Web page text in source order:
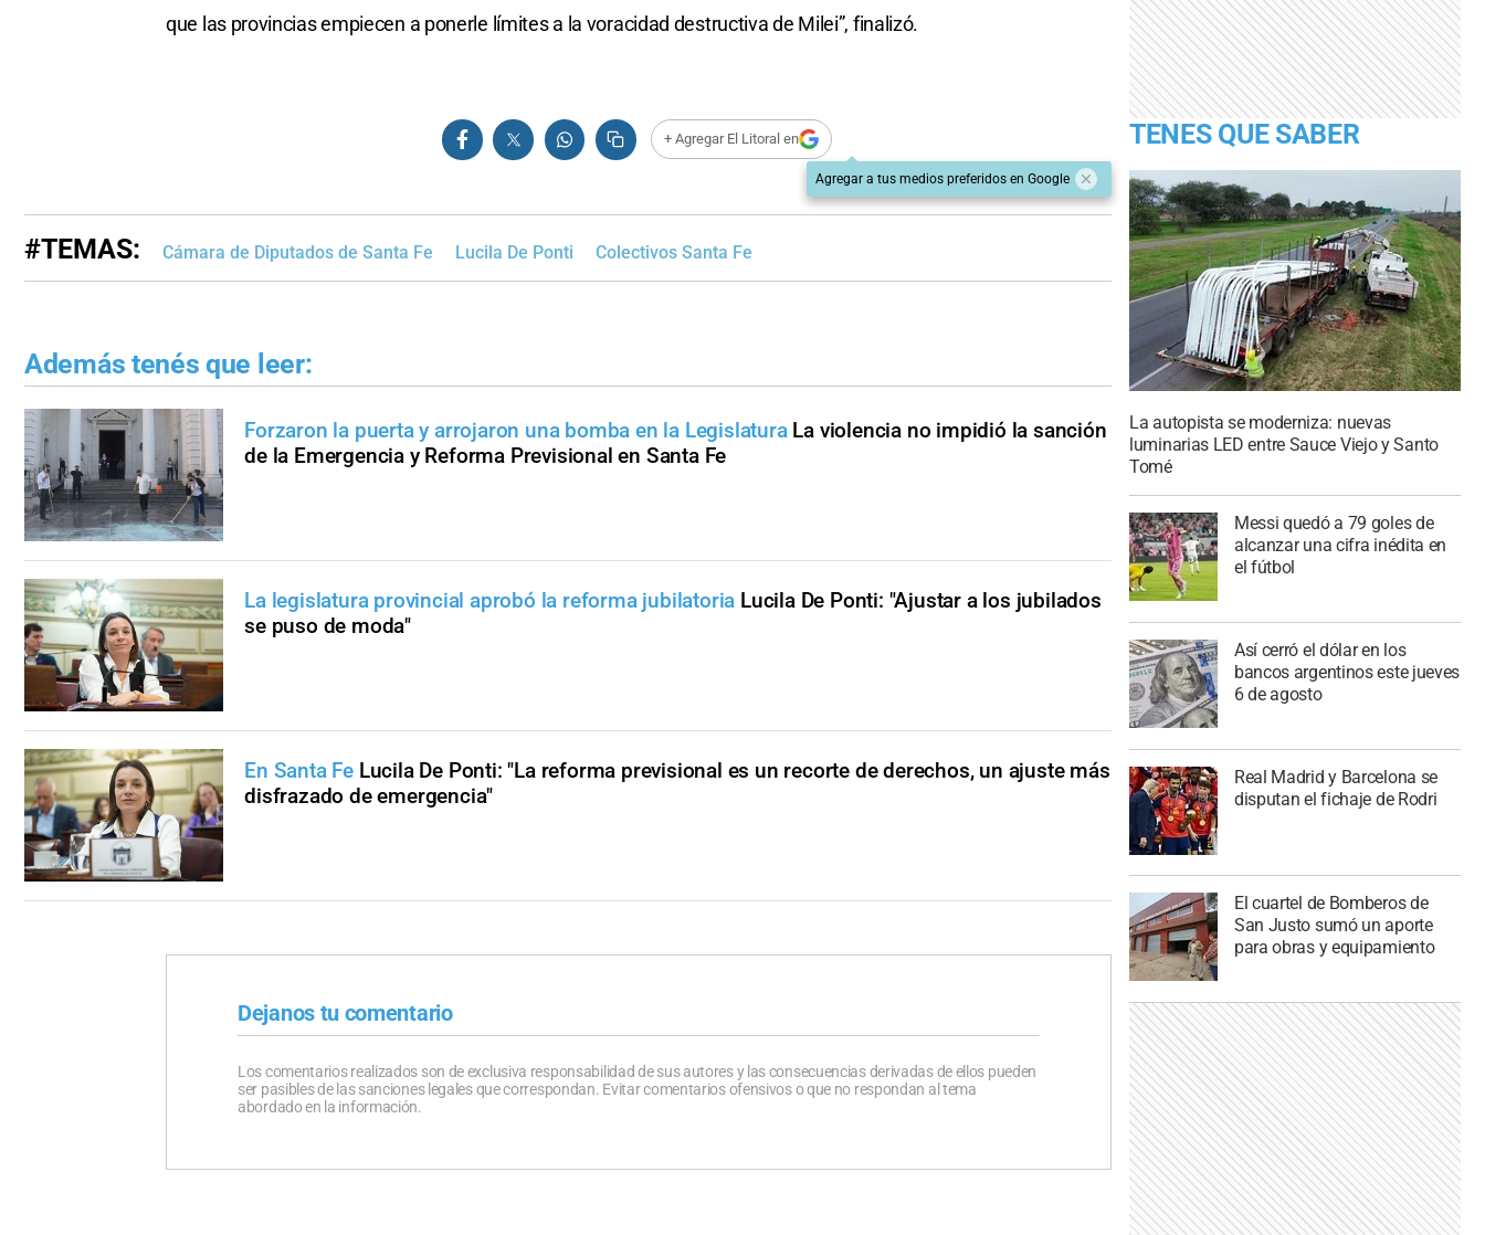
que las provincias empiecen a ponerle límites a la voracidad destructiva de Milei”, finalizó.
+ Agregar El Litoral en
Agregar a tus medios preferidos en Google
#TEMAS: Cámara de Diputados de Santa Fe Lucila De Ponti Colectivos Santa Fe
Además tenés que leer:
Forzaron la puerta y arrojaron una bomba en la Legislatura La violencia no impidió la sanción
de la Emergencia y Reforma Previsional en Santa Fe
La legislatura provincial aprobó la reforma jubilatoria Lucila De Ponti: "Ajustar a los jubilados
se puso de moda"
En Santa Fe Lucila De Ponti: "La reforma previsional es un recorte de derechos, un ajuste más
disfrazado de emergencia"
Dejanos tu comentario
Los comentarios realizados son de exclusiva responsabilidad de sus autores y las consecuencias derivadas de ellos pueden
ser pasibles de las sanciones legales que correspondan. Evitar comentarios ofensivos o que no respondan al tema
abordado en la información.
TENES QUE SABER
La autopista se moderniza: nuevas
luminarias LED entre Sauce Viejo y Santo
Tomé
Messi quedó a 79 goles de
alcanzar una cifra inédita en
el fútbol
Así cerró el dólar en los
bancos argentinos este jueves
6 de agosto
Real Madrid y Barcelona se
disputan el fichaje de Rodri
El cuartel de Bomberos de
San Justo sumó un aporte
para obras y equipamiento